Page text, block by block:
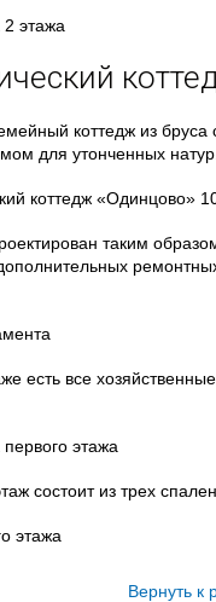
коттедж из бруса
для утонченных натур.
таким
есть все
состоит из трех
Вернуть к